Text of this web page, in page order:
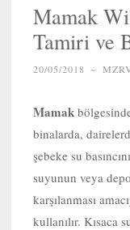
Mamak
Tamiri ve
20/05/2018 ~
Mamak
binalarda,
şebeke su
suyunun veya
karşılanması
kullanılır. Kısaca